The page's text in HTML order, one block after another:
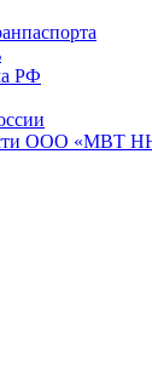
РФ
ООО «МВТ